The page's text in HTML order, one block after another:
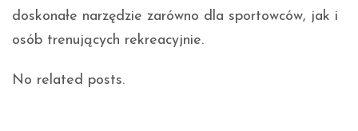
doskonałe narzędzie zarówno dla sportowców, jak i
osób trenujących rekreacyjnie.
No related posts.